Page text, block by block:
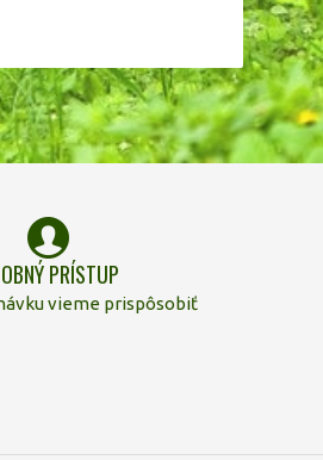
PRÍSTUP
vieme prispôsobiť